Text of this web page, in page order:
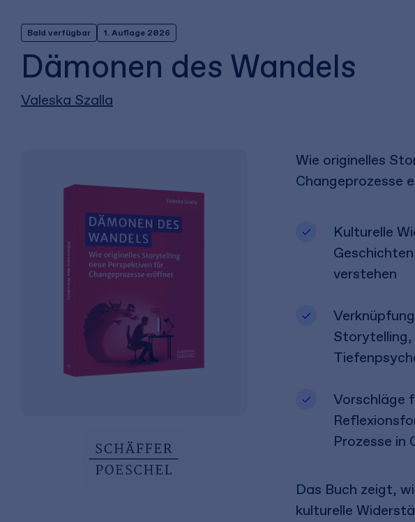
Bald verfügbar 1. Auflage 2026
Dämonen des Wandels
Valeska Szalla
Wie originelles
Changeprozesse
Kulturelle
verstehen
Vorschläge
Prozesse in
Das Buch zeigt,
kulturelle